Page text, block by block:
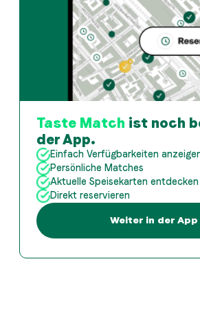
Taste Match ist noch
der App.
Einfach Verfügbarkeiten
Persönliche Matches
Aktuelle Speisekarten entdecken
Direkt reservieren
Weiter in der App